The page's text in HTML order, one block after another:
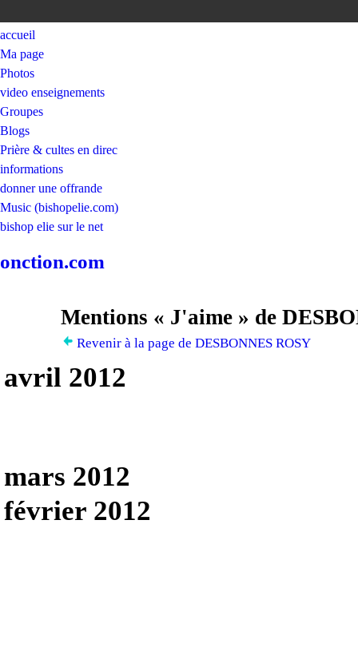
accueil
Ma page
Photos
video enseignements
Groupes
Blogs
Prière & cultes en direc
informations
donner une offrande
Music (bishopelie.com)
bishop elie sur le net
onction.com
Mentions « J'aime » de
Revenir à la page de DESBONNES ROSY
avril 2012
mars 2012
février 2012